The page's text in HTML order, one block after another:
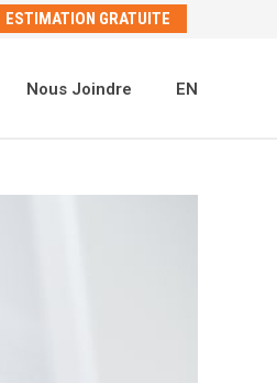
ESTIMATION GRATUITE
Nous Joindre EN